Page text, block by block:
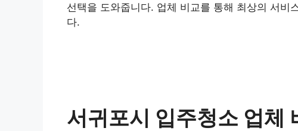
선택을 도와줍니다. 업체 비교를 통해 최상의 서비
다.
서귀포시 입주청소 업체